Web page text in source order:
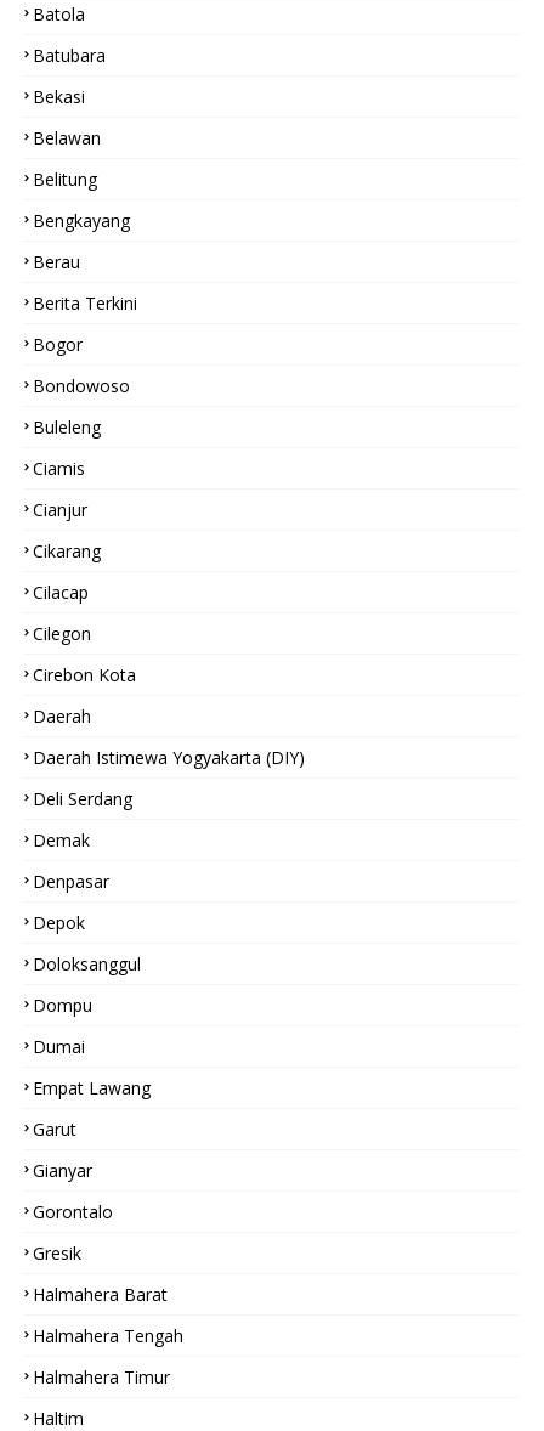
Batola
Batubara
Bekasi
Belawan
Belitung
Bengkayang
Berau
Berita Terkini
Bogor
Bondowoso
Buleleng
Ciamis
Cianjur
Cikarang
Cilacap
Cilegon
Cirebon Kota
Daerah
Daerah Istimewa Yogyakarta (DIY)
Deli Serdang
Demak
Denpasar
Depok
Doloksanggul
Dompu
Dumai
Empat Lawang
Garut
Gianyar
Gorontalo
Gresik
Halmahera Barat
Halmahera Tengah
Halmahera Timur
Haltim